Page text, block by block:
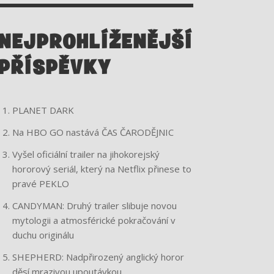
SRDCE BIJE NA
POVEL JE
MÝTU
PLANET DARK
Na HBO GO nastává ČAS ČARODĚJNIC
Vyšel oficiální trailer na jihokorejský
hororový seriál, který na Netflix přinese to
pravé PEKLO
CANDYMAN: Druhý trailer slibuje novou
mytologii a atmosférické pokračování v
duchu originálu
SHEPHERD: Nadpřirozený anglický horor